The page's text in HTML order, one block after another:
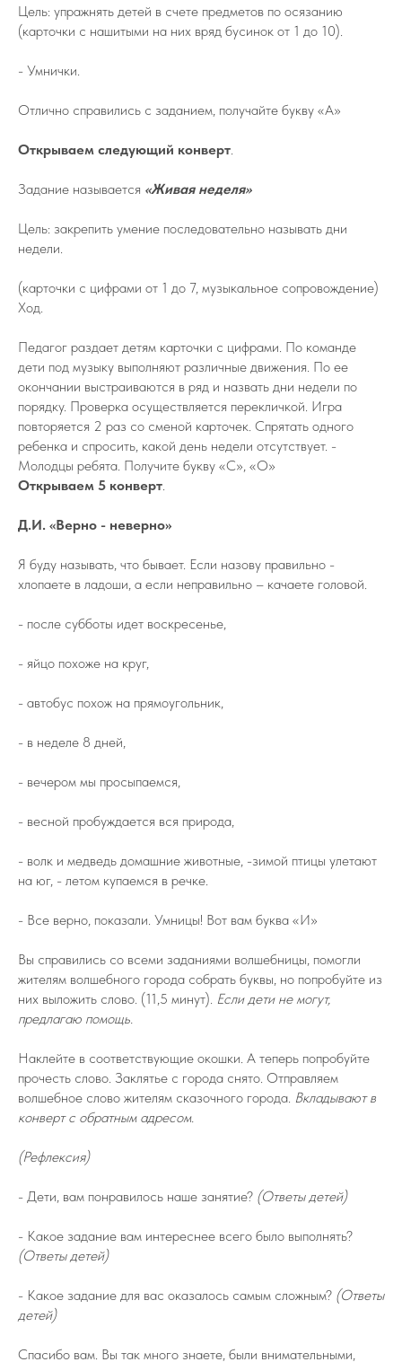
Цель: упражнять детей в счете предметов по осязанию
(карточки с нашитыми на них вряд бусинок от 1 до 10).
- Умнички.
Отлично справились с заданием, получайте букву «А»
Открываем следующий конверт.
Задание называется «Живая неделя»
Цель: закрепить умение последовательно называть дни
недели.
(карточки с цифрами от 1 до 7, музыкальное сопровождение)
Ход.
Педагог раздает детям карточки с цифрами. По команде
дети под музыку выполняют различные движения. По ее
окончании выстраиваются в ряд и назвать дни недели по
порядку. Проверка осуществляется перекличкой. Игра
повторяется 2 раз со сменой карточек. Спрятать одного
ребенка и спросить, какой день недели отсутствует. -
Молодцы ребята. Получите букву «С», «О»
Открываем 5 конверт.
Д.И. «Верно - неверно»
Я буду называть, что бывает. Если назову правильно -
хлопаете в ладоши, а если неправильно – качаете головой.
- после субботы идет воскресенье,
- яйцо похоже на круг,
- автобус похож на прямоугольник,
- в неделе 8 дней,
- вечером мы просыпаемся,
- весной пробуждается вся природа,
- волк и медведь домашние животные, -зимой птицы улетают
на юг, - летом купаемся в речке.
- Все верно, показали. Умницы! Вот вам буква «И»
Вы справились со всеми заданиями волшебницы, помогли
жителям волшебного города собрать буквы, но попробуйте из
них выложить слово. (11,5 минут). Если дети не могут,
предлагаю помощь.
Наклейте в соответствующие окошки. А теперь попробуйте
прочесть слово. Заклятье с города снято. Отправляем
волшебное слово жителям сказочного города. Вкладывают в
конверт с обратным адресом.
(Рефлексия)
- Дети, вам понравилось наше занятие? (Ответы детей)
- Какое задание вам интереснее всего было выполнять?
(Ответы детей)
- Какое задание для вас оказалось самым сложным? (Ответы
детей)
Спасибо вам. Вы так много знаете, были внимательными,